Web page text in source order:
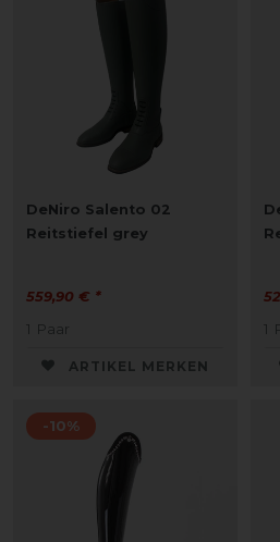
DeNiro Salento 02
Reitstiefel grey
559,90 € *
1 Paar
ARTIKEL MERKEN
1
-10%